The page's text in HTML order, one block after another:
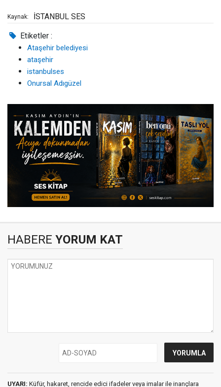
Kaynak: İSTANBUL SES
Etiketler :
Ataşehir belediyesi
ataşehir
istanbulses
Onursal Adıgüzel
HABERE YORUM KAT
UYARI: Küfür, hakaret, rencide edici ifadeler veya imalar ile inançlara